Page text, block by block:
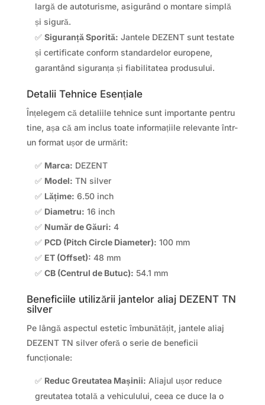
largă de autoturisme, asigurând o montare simplă
și sigură.
✅ Siguranță Sporită: Jantele DEZENT sunt testate
și certificate conform standardelor europene,
garantând siguranța și fiabilitatea produsului.
Detalii Tehnice Esențiale
Înțelegem că detaliile tehnice sunt importante pentru
tine, așa că am inclus toate informațiile relevante într-
un format ușor de urmărit:
✅ Marca: DEZENT
✅ Model: TN silver
✅ Lățime: 6.50 inch
✅ Diametru: 16 inch
✅ Număr de Găuri: 4
✅ PCD (Pitch Circle Diameter): 100 mm
✅ ET (Offset): 48 mm
✅ CB (Centrul de Butuc): 54.1 mm
Beneficiile utilizării jantelor aliaj DEZENT TN
silver
Pe lângă aspectul estetic îmbunătățit, jantele aliaj
DEZENT TN silver oferă o serie de beneficii
funcționale:
✅ Reduc Greutatea Mașinii: Aliajul ușor reduce
greutatea totală a vehiculului, ceea ce duce la o